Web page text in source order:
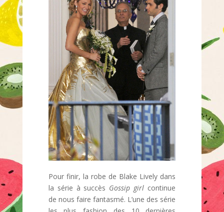
Pour finir, la robe de Blake Lively dans
la série à succès Gossip girl continue
de nous faire fantasmé. L’une des série